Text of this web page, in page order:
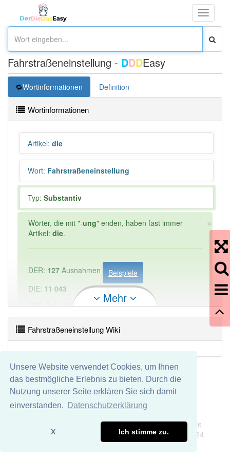
Unsere Website verwendet Cookies, um Ihnen
das bestmögliche Erlebnis zu bieten. Durch die
Nutzung unserer Seite erklären Sie sich damit
einverstanden.
Datenschutzerklärung
X Ich stimme zu.
Toggle
Fahrstraßeneinstellung - DDDEasy
Wortinformationen Definition
Wortinformationen
Artikel: die
Wort: Fahrstraßeneinstellung
Typ: Substantiv
×
Wörter, die mit "-ung" enden, haben fast immer
Artikel: die.
DER: 127 Ausnahmen
Beispiele
DIE: 11 043
DAS:2Ausnahmen Beispiele
Häufigkeit: 2 von 10
Wörter mit Endung-fahrstraßeneinstellungaber mit
einem anderen Artikel: -1
88% unserer Spielapp-Nutzer haben den Artikel
Mehr
Fahrstraßeneinstellung Wiki
Wir übernehmen keine Garantie und keine Haftung für die
Richtigkeit und Vollständigkeit dieser Seite. DDDEasy 2024